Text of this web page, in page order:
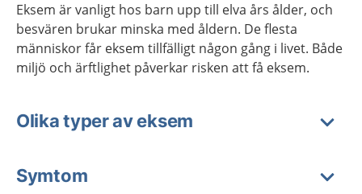
Eksem är vanligt hos barn upp till elva års ålder, och
besvären brukar minska med åldern. De flesta
människor får eksem tillfälligt någon gång i livet. Både
miljö och ärftlighet påverkar risken att få eksem.
Olika typer av eksem
Symtom